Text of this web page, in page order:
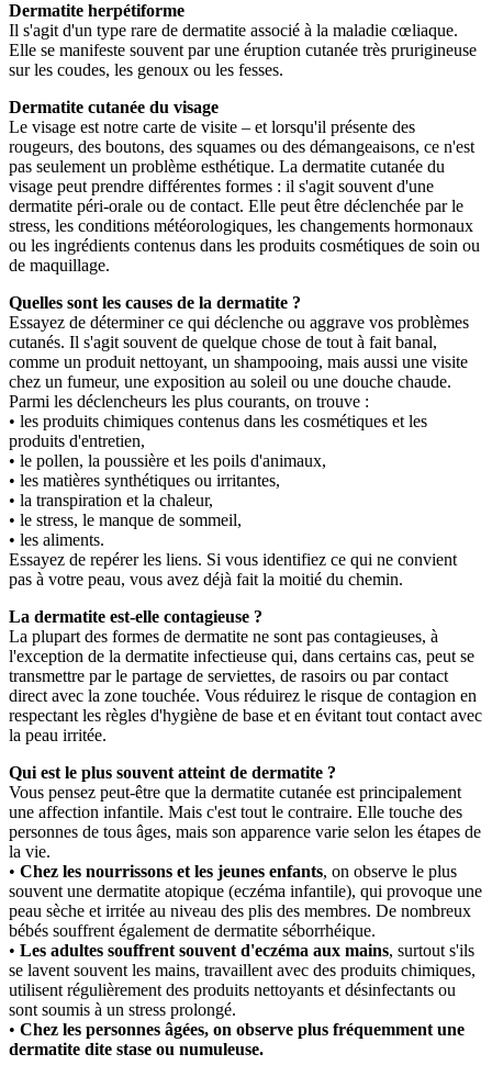
Dermatite herpétiforme
Il s'agit d'un type rare de dermatite associé à la maladie cœliaque.
Elle se manifeste souvent par une éruption cutanée très prurigineuse
sur les coudes, les genoux ou les fesses.
Dermatite cutanée du visage
Le visage est notre carte de visite – et lorsqu'il présente des
rougeurs, des boutons, des squames ou des démangeaisons, ce n'est
pas seulement un problème esthétique. La dermatite cutanée du
visage peut prendre différentes formes : il s'agit souvent d'une
dermatite péri-orale ou de contact. Elle peut être déclenchée par le
stress, les conditions météorologiques, les changements hormonaux
ou les ingrédients contenus dans les produits cosmétiques de soin ou
de maquillage.
Quelles sont les causes de la dermatite ?
Essayez de déterminer ce qui déclenche ou aggrave vos problèmes
cutanés. Il s'agit souvent de quelque chose de tout à fait banal,
comme un produit nettoyant, un shampooing, mais aussi une visite
chez un fumeur, une exposition au soleil ou une douche chaude.
Parmi les déclencheurs les plus courants, on trouve :
• les produits chimiques contenus dans les cosmétiques et les
produits d'entretien,
• le pollen, la poussière et les poils d'animaux,
• les matières synthétiques ou irritantes,
• la transpiration et la chaleur,
• le stress, le manque de sommeil,
• les aliments.
Essayez de repérer les liens. Si vous identifiez ce qui ne convient
pas à votre peau, vous avez déjà fait la moitié du chemin.
La dermatite est-elle contagieuse ?
La plupart des formes de dermatite ne sont pas contagieuses, à
l'exception de la dermatite infectieuse qui, dans certains cas, peut se
transmettre par le partage de serviettes, de rasoirs ou par contact
direct avec la zone touchée. Vous réduirez le risque de contagion en
respectant les règles d'hygiène de base et en évitant tout contact avec
la peau irritée.
Qui est le plus souvent atteint de dermatite ?
Vous pensez peut-être que la dermatite cutanée est principalement
une affection infantile. Mais c'est tout le contraire. Elle touche des
personnes de tous âges, mais son apparence varie selon les étapes de
la vie.
• Chez les nourrissons et les jeunes enfants, on observe le plus
souvent une dermatite atopique (eczéma infantile), qui provoque une
peau sèche et irritée au niveau des plis des membres. De nombreux
bébés souffrent également de dermatite séborrhéique.
• Les adultes souffrent souvent d'eczéma aux mains, surtout s'ils
se lavent souvent les mains, travaillent avec des produits chimiques,
utilisent régulièrement des produits nettoyants et désinfectants ou
sont soumis à un stress prolongé.
• Chez les personnes âgées, on observe plus fréquemment une
dermatite dite stase ou numuleuse.